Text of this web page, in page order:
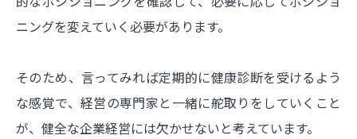
ニングを変えていく必要があります。
そのため、言ってみれば定期的に健康診断を受けるよう
な感覚で、経営の専門家と一緒に舵取りをしていくこと
が、健全な企業経営には欠かせないと考えています。